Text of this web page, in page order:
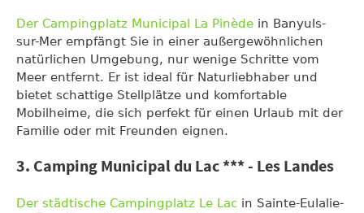
Der Campingplatz Municipal La Pinède in Banyuls-
sur-Mer empfängt Sie in einer außergewöhnlichen
natürlichen Umgebung, nur wenige Schritte vom
Meer entfernt. Er ist ideal für Naturliebhaber und
bietet schattige Stellplätze und komfortable
Mobilheime, die sich perfekt für einen Urlaub mit der
Familie oder mit Freunden eignen.
3. Camping Municipal du Lac *** - Les Landes
Der städtische Campingplatz Le Lac in Sainte-Eulalie-